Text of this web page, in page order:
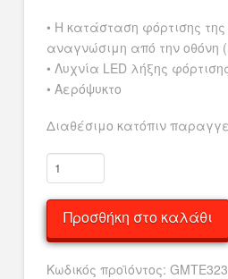
• Η κατάσταση φόρτισης
αναγνώσιμη από την οθόνη
• Λυχνία LED λήξης
• Αερόψυκτο
Διαθέσιμο κατόπιν
Φορτιστής
μπαταριών
LIFEPO4
NG3
ποσότητα
Προσθήκη στο καλάθι
Κωδικός προϊόντος: